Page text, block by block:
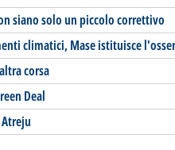
siano solo un piccolo correttivo
climatici, Mase istituisce
corsa
Deal